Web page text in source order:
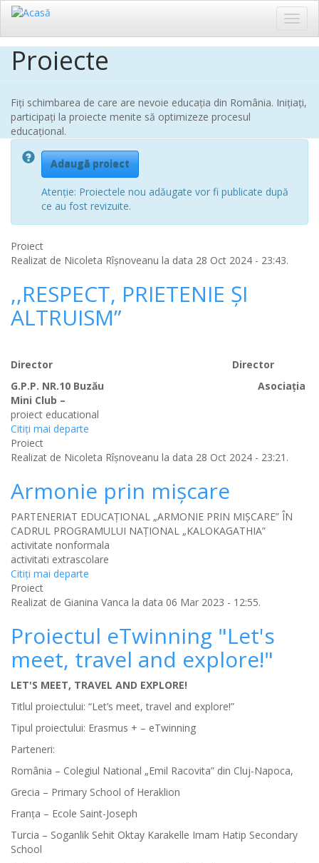
Sari
principal
Proiecte
Fiți schimbarea de care are nevoie educația din România. Inițiați,
participați la proiecte menite să optimizeze procesul
educațional.
Adaugă proiect
Atenție: Proiectele nou adăugate vor fi publicate după
ce au fost revizuite.
Proiect
Realizat de Nicoleta Rîșnoveanu la data 28 Oct 2024 - 23:43.
,,RESPECT, PRIETENIE ȘI
ALTRUISM”
Director Director
G.P.P. NR.10 Buzău Asociația
Mini Club –
proiect educational
Citiţi mai departe
Proiect
Realizat de Nicoleta Rîșnoveanu la data 28 Oct 2024 - 23:21.
Armonie prin mișcare
PARTENERIAT EDUCAŢIONAL „ARMONIE PRIN MIȘCARE” ÎN
CADRUL PROGRAMULUI NAŢIONAL „KALOKAGATHIA”
activitate nonformala
activitati extrascolare
Citiţi mai departe
Proiect
Realizat de Gianina Vanca la data 06 Mar 2023 - 12:55.
Proiectul eTwinning "Let's
meet, travel and explore!"
LET'S MEET, TRAVEL AND EXPLORE!
Titlul proiectului: “Let’s meet, travel and explore!”
Tipul proiectului: Erasmus + – eTwinning
Parteneri:
România – Colegiul National „Emil Racovita” din Cluj-Napoca,
Grecia – Primary School of Heraklion
Franța – Ecole Saint-Joseph
Turcia – Soganlik Sehit Oktay Karakelle Imam Hatip Secondary
School